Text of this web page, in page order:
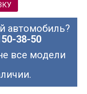
автомобиль?
38-50
все модели